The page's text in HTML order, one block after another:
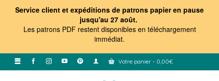
Service client et expéditions de patrons papier en pause
jusqu'au 27 août.
Les patrons PDF restent disponibles en téléchargement
immédiat.
Votre panier - 0,00€